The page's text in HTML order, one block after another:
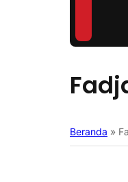
Beranda »